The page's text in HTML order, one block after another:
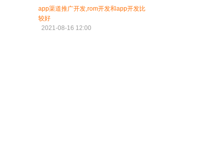
app渠道推广开发,rom开发和app开发比
较好
2021-08-16 12:00